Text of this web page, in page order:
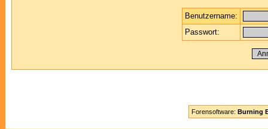
Benutzername:
Passwort:
Forensoftware: Burning